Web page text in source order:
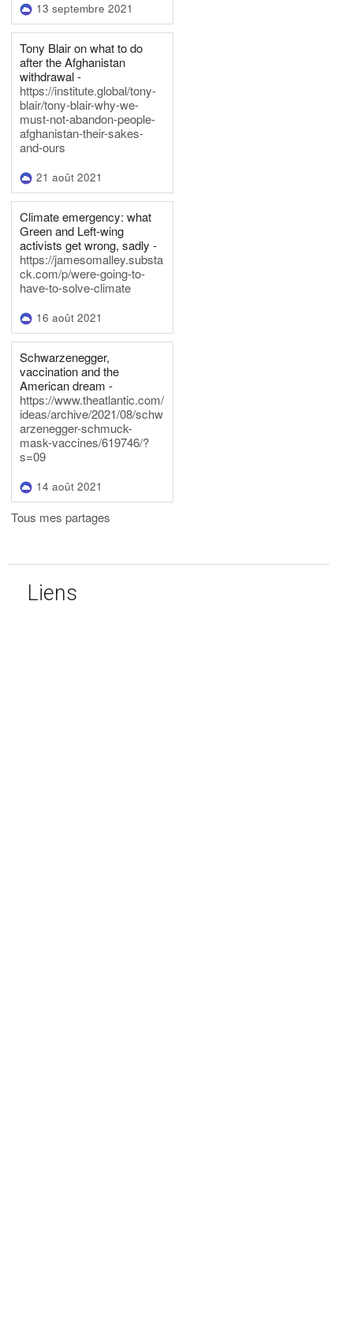
13 septembre 2021
Tony Blair on what to do
after the Afghanistan
withdrawal -
https://institute.global/tony-
blair/tony-blair-why-we-
must-not-abandon-people-
afghanistan-their-sakes-
and-ours
21 août 2021
Climate emergency: what
Green and Left-wing
activists get wrong, sadly -
https://jamesomalley.substa
ck.com/p/were-going-to-
have-to-solve-climate
16 août 2021
Schwarzenegger,
vaccination and the
American dream -
https://www.theatlantic.com/
ideas/archive/2021/08/schw
arzenegger-schmuck-
mask-vaccines/619746/?
s=09
14 août 2021
Tous mes partages
Liens